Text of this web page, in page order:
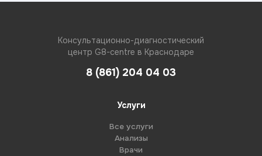
Консультационно-диагностический
центр G8-centre в Краснодаре
8 (861) 204 04 03
Услуги
Все услуги
Анализы
Врачи